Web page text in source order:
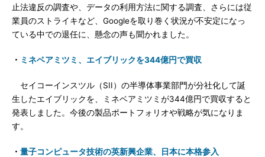
止法違反の調査や、データの利用方法に関する調査、さらには従
業員のストライキなど、Googleを取り巻く状況が不安定になっ
ている中での退任に、懸念の声も聞かれました。
・ ミネベアミツミ、エイブリックを344億円で買収
セイコーインスツル（SII）の半導体事業部門が分社化して誕
生したエイブリックを、ミネベアミツミが344億円で買収すると
発表しました。今後の製品ポートフォリオや戦略が気になりま
す。
・ 量子コンピュータ技術の英新興企業、日本に本格参入